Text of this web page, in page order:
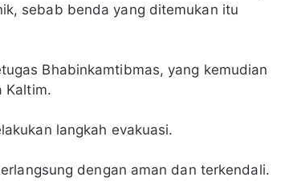
sebab benda yang ditemukan itu
Bhabinkamtibmas, yang kemudian
Kaltim.
langkah evakuasi.
dengan aman dan terkendali.